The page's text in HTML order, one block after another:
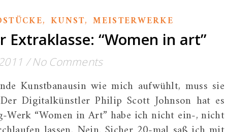
, KUNST,MEISTERWERKE
Extraklasse: “Women in art”
/ No Comments
Kunstbanausin wie mich aufwühlt, muss sie
Digitalkünstler Philip Scott Johnson hat es
Werk “Women in Art” habe ich nicht ein-, nicht